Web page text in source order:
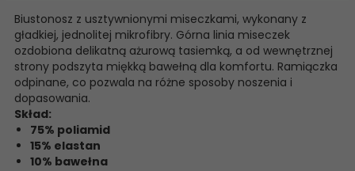
Biustonosz z usztywnionymi miseczkami, wykonany z
gładkiej, jednolitej mikrofibry. Górna linia miseczek
ozdobiona delikatną ażurową tasiemką, a od wewnętrznej
strony podszyta miękką bawełną dla komfortu. Ramiączka
odpinane, co pozwala na różne sposoby noszenia i
dopasowania.
Skład:
75% poliamid
15% elastan
10% bawełna